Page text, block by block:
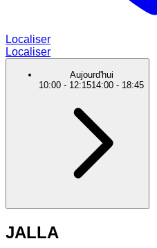
Localiser
Localiser
Aujourd'hui
10:00 - 12:1514:00 - 18:45
JALLA